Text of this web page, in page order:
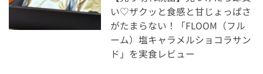
い♡ザクッと食感と甘じょっぱさ
がたまらない！「FLOOM（フル
ーム）塩キャラメルショコラサン
ド」を実食レビュー